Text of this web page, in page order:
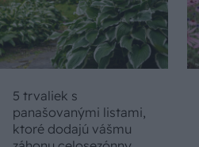
5 trvaliek s
panašovanými listami,
ktoré dodajú vášmu